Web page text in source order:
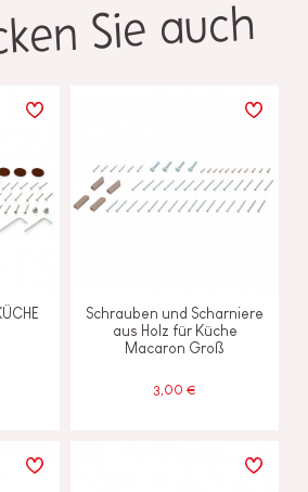
Sie auch
Schrauben und Scharniere
aus Holz für Küche
Macaron Groß
3,00 €